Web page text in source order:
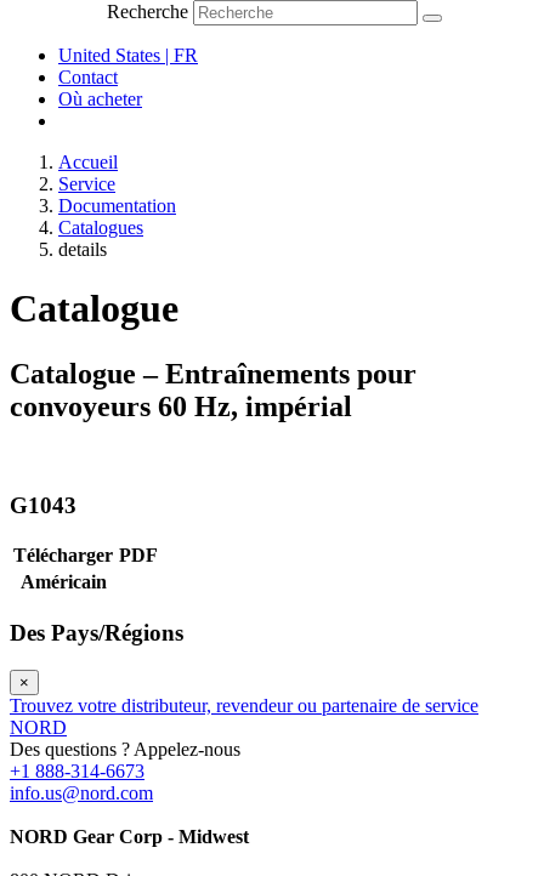
Recherche
United States | FR
Contact
Où acheter
Accueil
Service
Documentation
Catalogues
details
Catalogue
Catalogue – Entraînements pour
convoyeurs 60 Hz, impérial
G1043
Télécharger PDF
Américain
Des Pays/Régions
×
Trouvez votre distributeur, revendeur ou partenaire de service
NORD
Des questions ? Appelez-nous
+1 888-314-6673
info.us@nord.com
NORD Gear Corp - Midwest